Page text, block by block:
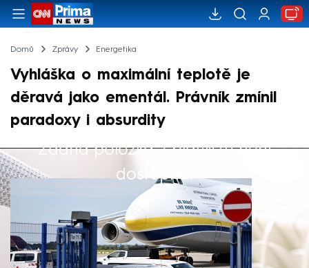
Domů Zprávy Energetika
Vyhláška o maximální teplotě je
děravá jako ementál. Právník zmínil
paradoxy i absurdity
Žádná položka z playlistu není
dostupná.
Výběr redakce